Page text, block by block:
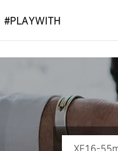
#PLAYWITH